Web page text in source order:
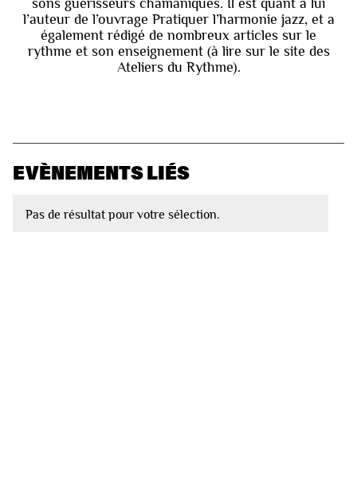
l’auteur de l’ouvrage Pratiquer l’harmonie jazz, et a
également rédigé de nombreux articles sur le
rythme et son enseignement (à lire sur le site des
Ateliers du Rythme).
EVÈNEMENTS LIÉS
Pas de résultat pour votre sélection.